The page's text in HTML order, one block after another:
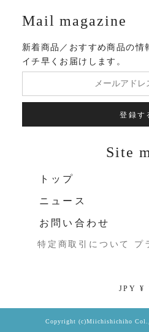
Mail magazine
新着商品／おすすめ商品の情
イチ早くお届けします。
登録す
Site
トップ
ニュース
お問い合わせ
特定商取引について プ
通
JPY ¥
Copyright (c)Miichishichiho